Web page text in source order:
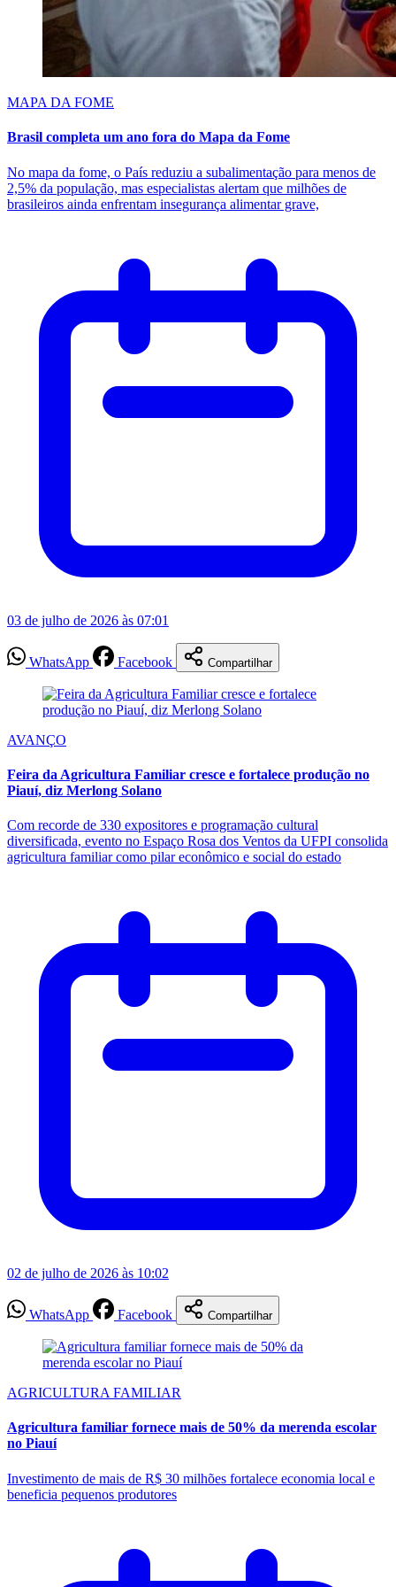
MAPA DA FOME
Brasil completa um ano fora do Mapa da Fome
No mapa da fome, o País reduziu a subalimentação para menos de
2,5% da população, mas especialistas alertam que milhões de
brasileiros ainda enfrentam insegurança alimentar grave,
03 de julho de 2026 às 07:01
WhatsApp Facebook Compartilhar
AVANÇO
Feira da Agricultura Familiar cresce e fortalece produção no
Piauí, diz Merlong Solano
Com recorde de 330 expositores e programação cultural
diversificada, evento no Espaço Rosa dos Ventos da UFPI consolida
agricultura familiar como pilar econômico e social do estado
02 de julho de 2026 às 10:02
WhatsApp Facebook Compartilhar
AGRICULTURA FAMILIAR
Agricultura familiar fornece mais de 50% da merenda escolar
no Piauí
Investimento de mais de R$ 30 milhões fortalece economia local e
beneficia pequenos produtores